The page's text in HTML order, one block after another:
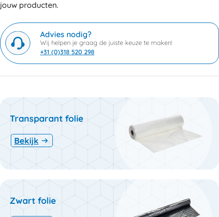
jouw producten.
Advies nodig?
Wij helpen je graag de juiste keuze te maken!
+31 (0)318 520 298
Transparant folie
Bekijk
Zwart folie